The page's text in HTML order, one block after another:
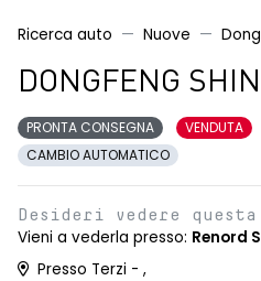
Ricerca auto Nuove
DONGFENG
PRONTA CONSEGNA VENDUTA
CAMBIO AUTOMATICO
Desideri vedere
Vieni a vederla presso: Renord
Presso Terzi - ,